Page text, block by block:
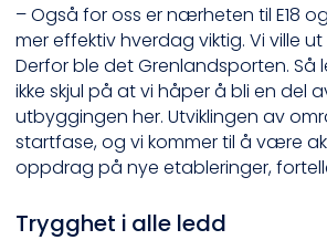
– Også for oss er nærheten til E18
mer effektiv hverdag viktig. Vi ville
Derfor ble det Grenlandsporten. Så
ikke skjul på at vi håper å bli en del
utbyggingen her. Utviklingen av
startfase, og vi kommer til å være
oppdrag på nye etableringer,
Trygghet i alle ledd